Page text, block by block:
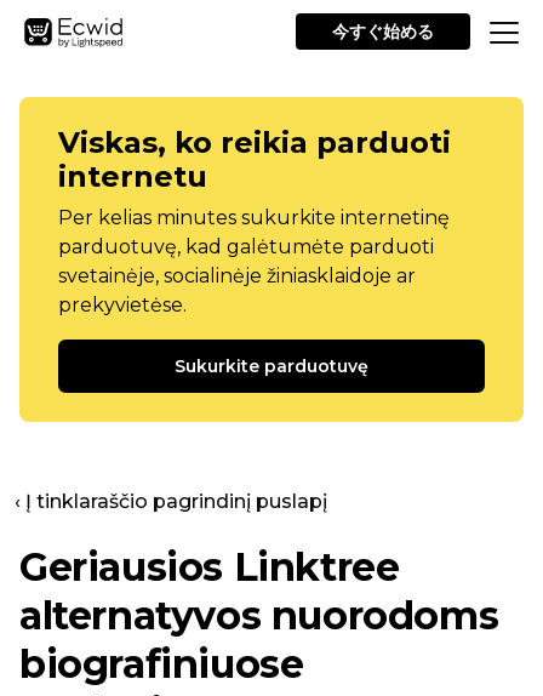
今すぐ始める
Viskas, ko reikia parduoti
internetu
Per kelias minutes sukurkite internetinę
parduotuvę, kad galėtumėte parduoti
svetainėje, socialinėje žiniasklaidoje ar
prekyvietėse.
Sukurkite parduotuvę
‹ Į tinklaraščio pagrindinį puslapį
Geriausios Linktree
alternatyvos nuorodoms
biografiniuose